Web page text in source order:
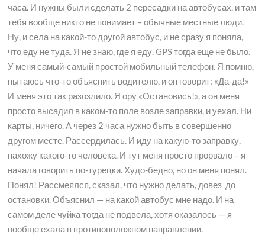
часа. И нужны были сделать 2 пересадки на автобусах, и там
тебя вообще никто не понимает – обычные местные люди.
Ну, и села на какой-то другой автобус, и не сразу я поняла,
что еду не туда. Я не знаю, где я еду. GPS тогда еще не было.
У меня самый-самый простой мобильный телефон. Я помню,
пытаюсь что-то объяснить водителю, и он говорит: «Да-да!»
И меня это так разозлило. Я ору «Остановись!», а он меня
просто высадил в каком-то поле возле заправки, и уехал. Ни
карты, ничего. А через 2 часа нужно быть в совершенно
другом месте. Рассердилась. И иду на какую-то заправку,
нахожу какого-то человека. И тут меня просто прорвало – я
начала говорить по-турецки. Худо-бедно, но он меня понял.
Понял! Рассмеялся, сказал, что нужно делать, довез до
остановки. Объяснил — на какой автобус мне надо. И на
самом деле чуйка тогда не подвела, хотя оказалось — я
вообще ехала в противоположном направлении.